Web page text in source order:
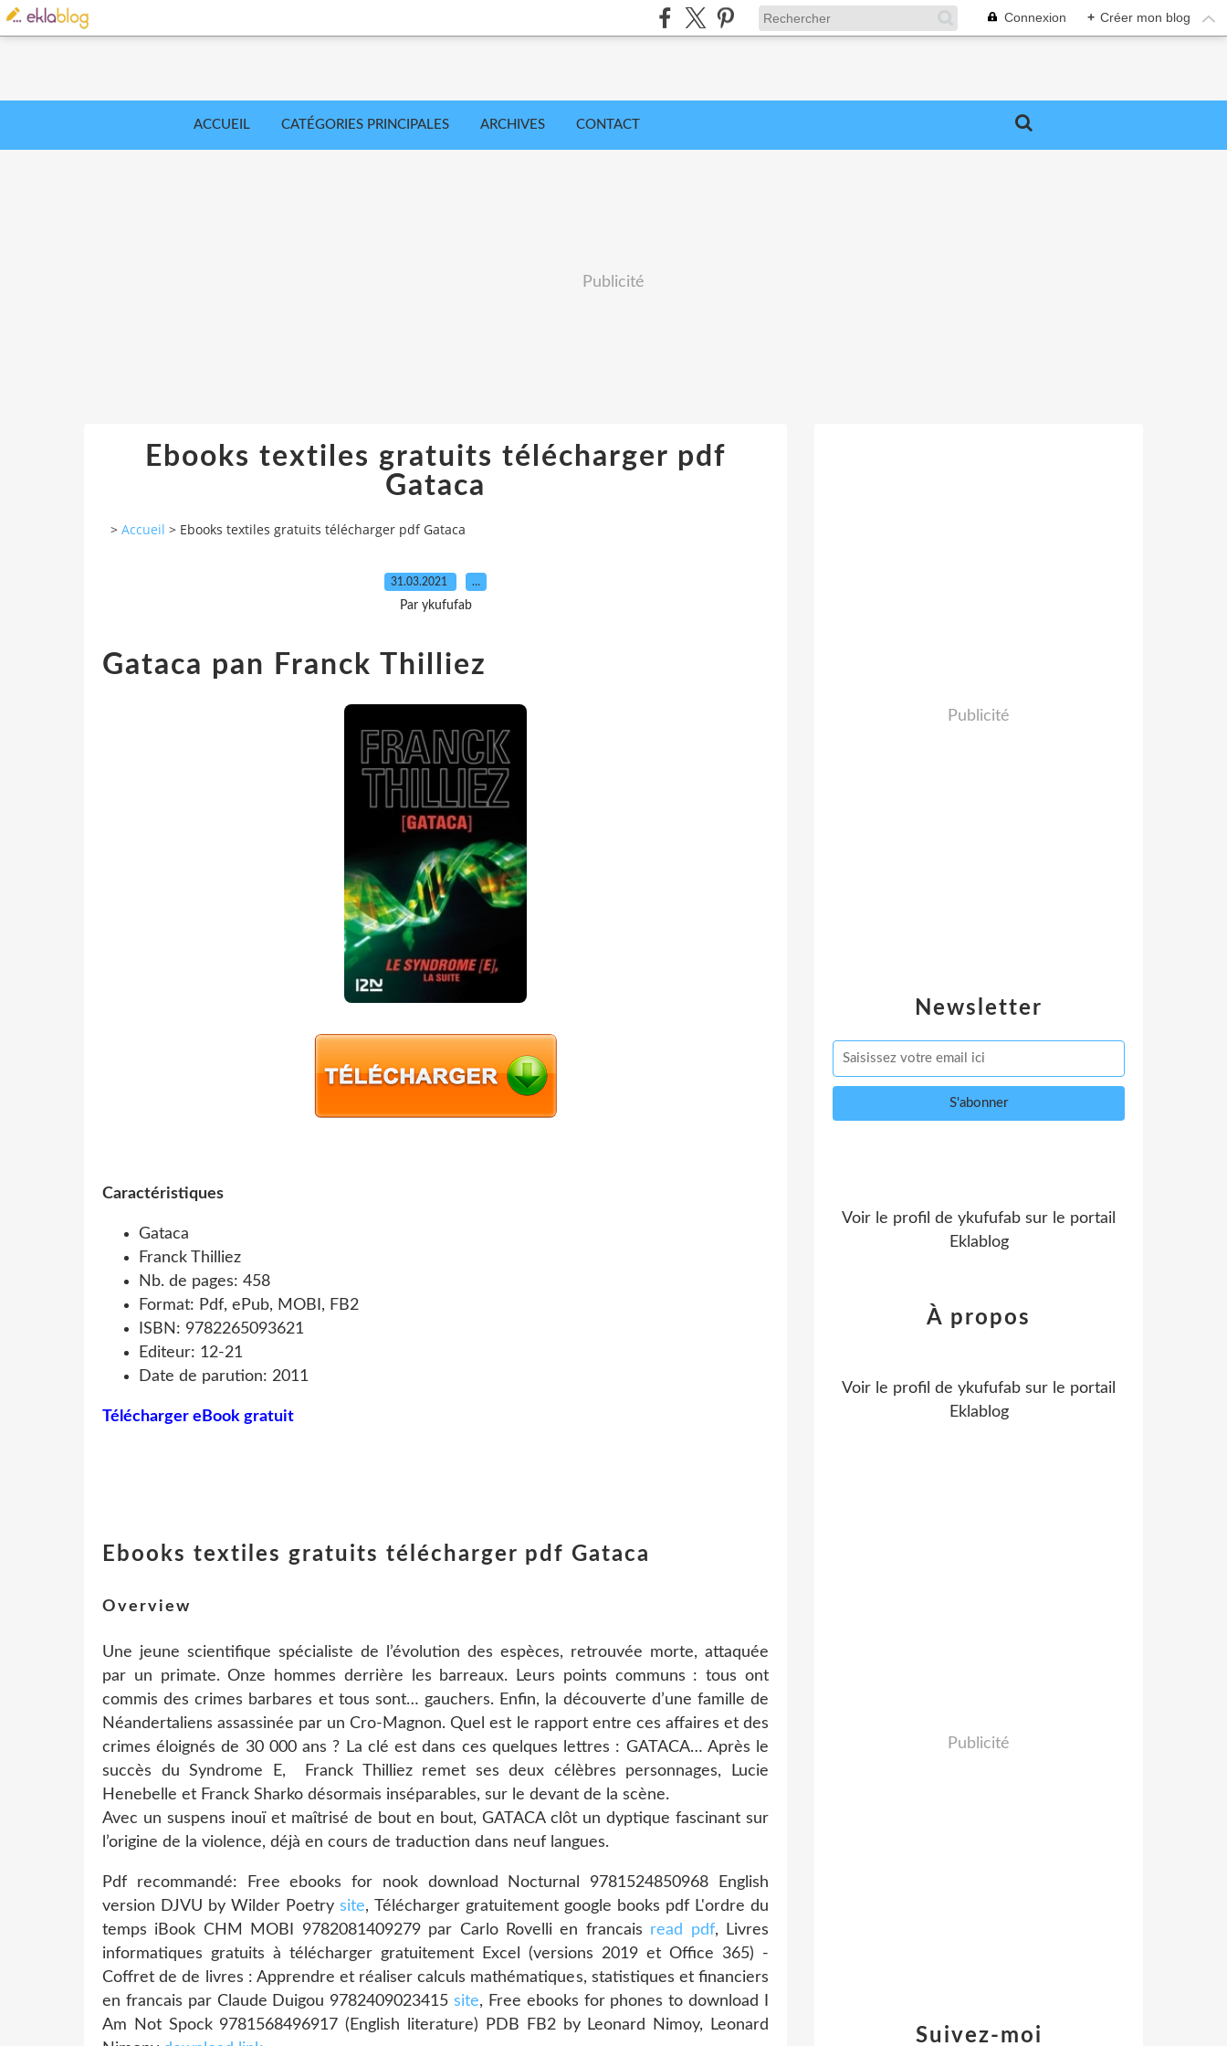
Connexion + Créer mon blog
ACCUEIL CATÉGORIES PRINCIPALES ARCHIVES CONTACT
Publicité
Ebooks textiles gratuits télécharger pdf
Gataca
> Accueil > Ebooks textiles gratuits télécharger pdf Gataca
31.03.2021 …
Par ykufufab
Gataca pan Franck Thilliez
Caractéristiques
Gataca
Franck Thilliez
Nb. de pages: 458
Format: Pdf, ePub, MOBI, FB2
ISBN: 9782265093621
Editeur: 12-21
Date de parution: 2011
Télécharger eBook gratuit
Ebooks textiles gratuits télécharger pdf Gataca
Overview
Une jeune scientifique spécialiste de l’évolution des espèces, retrouvée morte, attaquée
par un primate. Onze hommes derrière les barreaux. Leurs points communs : tous ont
commis des crimes barbares et tous sont… gauchers. Enfin, la découverte d’une famille de
Néandertaliens assassinée par un Cro-Magnon. Quel est le rapport entre ces affaires et des
crimes éloignés de 30 000 ans ? La clé est dans ces quelques lettres : GATACA… Après le
succès du Syndrome E, Franck Thilliez remet ses deux célèbres personnages, Lucie
Henebelle et Franck Sharko désormais inséparables, sur le devant de la scène.
Avec un suspens inouï et maîtrisé de bout en bout, GATACA clôt un dyptique fascinant sur
l’origine de la violence, déjà en cours de traduction dans neuf langues.
Pdf recommandé: Free ebooks for nook download Nocturnal 9781524850968 English
version DJVU by Wilder Poetrysite, Télécharger gratuitement google books pdf L'ordre du
temps iBook CHM MOBI 9782081409279 par Carlo Rovelli en francais read pdf, Livres
informatiques gratuits à télécharger gratuitement Excel (versions 2019 et Office 365) -
Coffret de de livres : Apprendre et réaliser calculs mathématiques, statistiques et financiers
en francais par Claude Duigou 9782409023415site, Free ebooks for phones to download I
Am Not Spock 9781568496917 (English literature) PDB FB2 by Leonard Nimoy, Leonard
Newsletter
Publicité
Voir le profil de ykufufab sur le portail
Eklablog
Suivez-moi
À propos
Voir le profil de ykufufab sur le portail
Eklablog
Publicité